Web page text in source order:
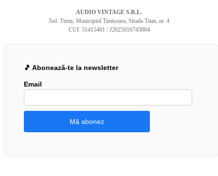
AUDIO VINTAGE S.R.L.
Jud. Timiș, Municipiul Timișoara, Strada Titan, nr. 4
CUI: 51415401 / J2025016743004
🎵 Abonează-te la newsletter
Email